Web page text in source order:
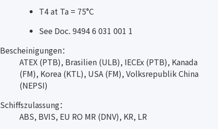
T4 at Ta = 75°C
See Doc. 9494 6 031 001 1
Bescheinigungen：
ATEX (PTB), Brasilien (ULB), IECEx (PTB), Kanada
(FM), Korea (KTL), USA (FM), Volksrepublik China
(NEPSI)
Schiffszulassung：
ABS, BVIS, EU RO MR (DNV), KR, LR